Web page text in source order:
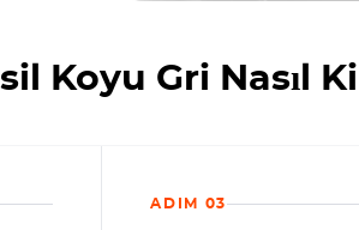
Koyu Gri Nasıl
ADIM 03